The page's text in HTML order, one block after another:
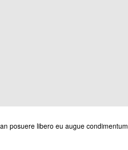
posuere libero eu augue condimentum